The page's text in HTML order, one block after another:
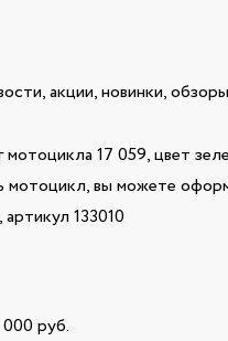
акции, новинки,
17 059, цвет
вы можете
133010
руб.